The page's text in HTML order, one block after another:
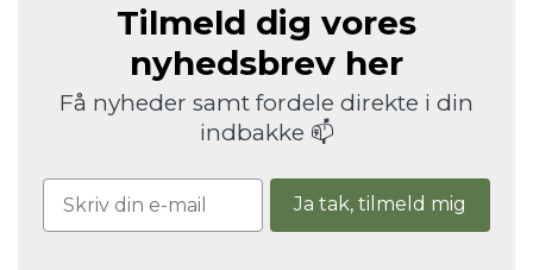
Tilmeld dig vores
nyhedsbrev her
Få nyheder samt fordele direkte i din
indbakke 📫
Ja tak, tilmeld mig